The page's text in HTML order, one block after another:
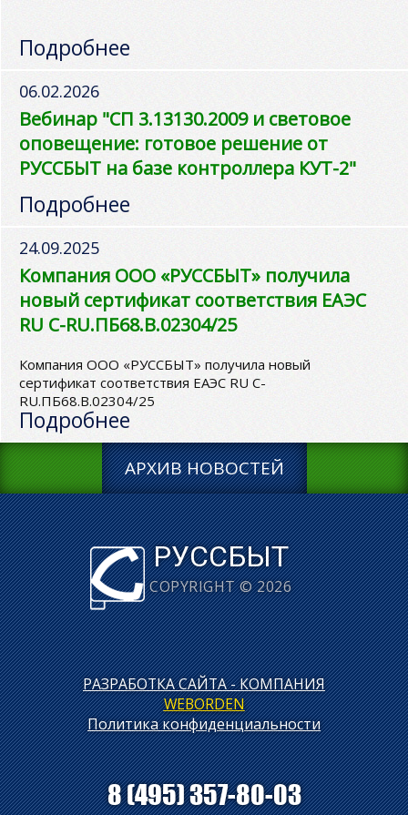
Подробнее
06.02.2026
Вебинар "СП 3.13130.2009 и световое
оповещение: готовое решение от
РУССБЫТ на базе контроллера КУТ-2"
Подробнее
24.09.2025
Компания ООО «РУССБЫТ» получила
новый сертификат соответствия ЕАЭС
RU C-RU.ПБ68.В.02304/25
Компания ООО «РУССБЫТ» получила новый
сертификат соответствия ЕАЭС RU C-
RU.ПБ68.В.02304/25
Подробнее
АРХИВ НОВОСТЕЙ
РУССБЫТ
COPYRIGHT © 2026
РАЗРАБОТКА САЙТА - КОМПАНИЯ
WEBORDEN
Политика конфиденциальности
8 (495) 357-80-03